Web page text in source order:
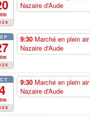
Nazaire d'Aude
9:30 Marché en plein air
Nazaire d'Aude
9:30 Marché en plein air
Nazaire d'Aude